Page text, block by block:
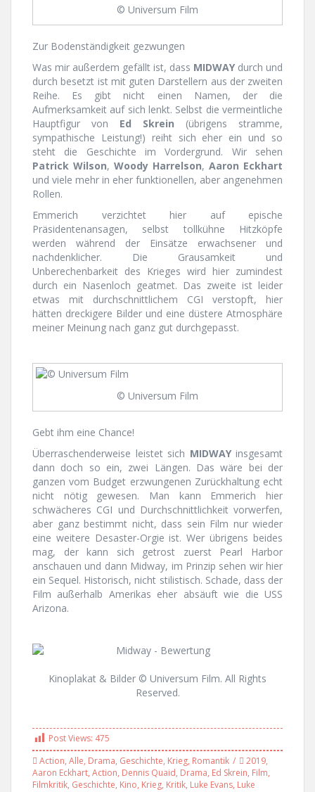
© Universum Film
Zur Bodenständigkeit gezwungen
Was mir außerdem gefällt ist, dass MIDWAY durch und
durch besetzt ist mit guten Darstellern aus der zweiten
Reihe. Es gibt nicht einen Namen, der die
Aufmerksamkeit auf sich lenkt. Selbst die vermeintliche
Hauptfigur von Ed Skrein (übrigens stramme,
sympathische Leistung!) reiht sich eher ein und so
steht die Geschichte im Vordergrund. Wir sehen
Patrick Wilson, Woody Harrelson, Aaron Eckhart
und viele mehr in eher funktionellen, aber angenehmen
Rollen.
Emmerich verzichtet hier auf epische
Präsidentenansagen, selbst tollkühne Hitzköpfe
werden während der Einsätze erwachsener und
nachdenklicher. Die Grausamkeit und
Unberechenbarkeit des Krieges wird hier zumindest
durch ein Nasenloch geatmet. Das zweite ist leider
etwas mit durchschnittlichem CGI verstopft, hier
hätten dreckigere Bilder und eine düstere Atmosphäre
meiner Meinung nach ganz gut durchgepasst.
© Universum Film
Gebt ihm eine Chance!
Überraschenderweise leistet sich MIDWAYinsgesamt
dann doch so ein, zwei Längen. Das wäre bei der
ganzen vom Budget erzwungenen Zurückhaltung echt
nicht nötig gewesen. Man kann Emmerich hier
schwächeres CGI und Durchschnittlichkeit vorwerfen,
aber ganz bestimmt nicht, dass sein Film nur wieder
eine weitere Desaster-Orgie ist. Wer übrigens beides
mag, der kann sich getrost zuerst Pearl Harbor
anschauen und dann Midway, im Prinzip sehen wir hier
ein Sequel. Historisch, nicht stilistisch. Schade, dass der
Film außerhalb Amerikas eher absäuft wie die USS
Arizona.
Kinoplakat & Bilder © Universum Film. All Rights
Reserved.
Post Views: 475
Action, Alle, Drama, Geschichte, Krieg, Romantik 2019,
Aaron Eckhart, Action, Dennis Quaid, Drama, Ed Skrein, Film,
Filmkritik, Geschichte, Kino, Krieg, Kritik, Luke Evans, Luke